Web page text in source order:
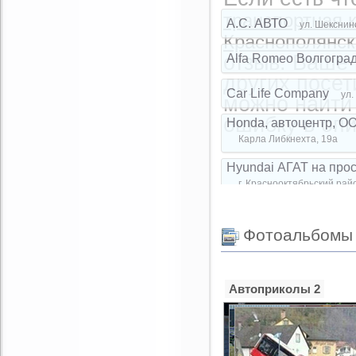
E-mail:
Комментарий:
A.C. АВТО ул.
Alfa Romeo
Car Life Company ул.
Honda, автоцентр,
Карла Либкнехта, 19а
Hyundai АГАТ на
г. Краснооктябрьский
S-avto, салон
Used Cars, салон
Землячки, 25
Used Cars, салон
Вильнюсская, 42
транспортная
отзыв. Ваше
других
можно найти
ошибку в
Фотоальбомы
Автоприколы 2